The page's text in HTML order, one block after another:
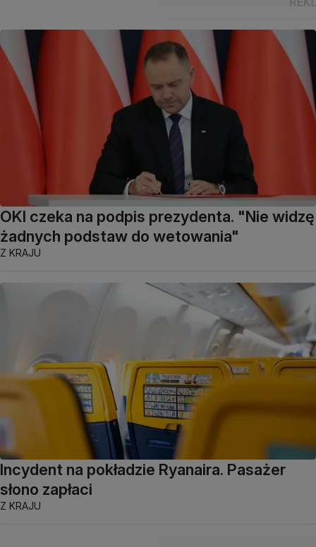
OKI czeka na podpis prezydenta. "Nie widzę
żadnych podstaw do wetowania"
Z KRAJU
Incydent na pokładzie Ryanaira. Pasażer
słono zapłaci
Z KRAJU